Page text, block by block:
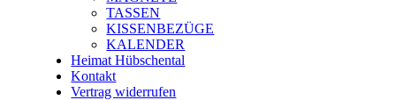
TASSEN
KISSENBEZÜGE
KALENDER
Heimat Hübschental
Kontakt
Vertrag widerrufen